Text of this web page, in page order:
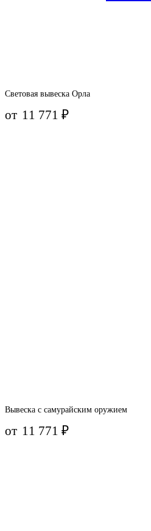
Световая вывеска Орла
от 11 771₽
Вывеска с самурайским оружием
от 11 771₽